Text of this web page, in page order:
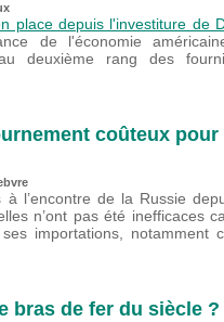
place depuis l'investiture de
de l'économie
deuxième rang des
coûteux pour
à l’encontre de la Russie
n’ont pas été inefficaces
importations, notamment
bras de fer du siècle ?